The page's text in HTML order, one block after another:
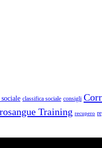
classifica sociale consigli
Training recupero